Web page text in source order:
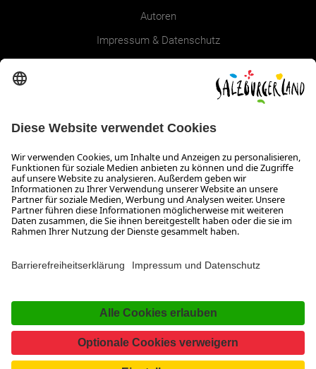
Autoren
Impressum & Datenschutz
SALZBURGERLAND
Infos zum Urlaub im SalzburgerLand
Veranstaltungen im SalzburgerLand
Aktuelle Urlaubsangebote
Newsroom
Presse